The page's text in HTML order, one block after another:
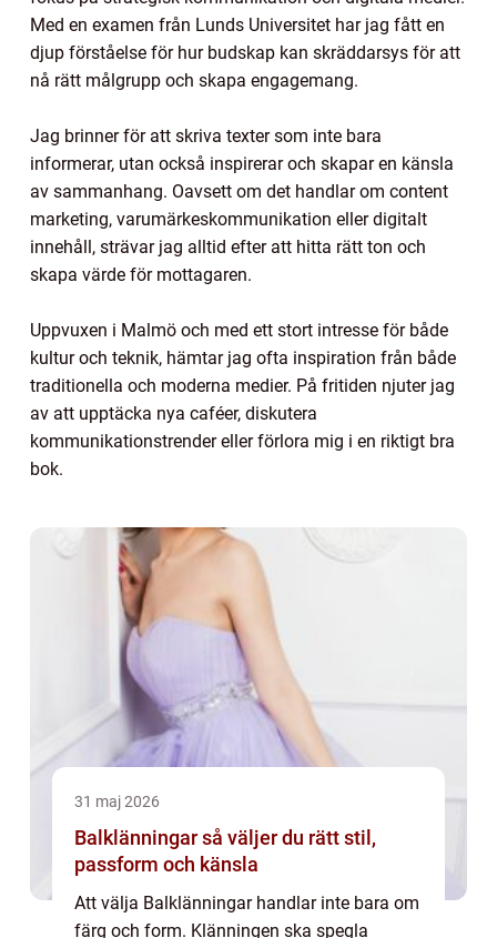
Med en examen från Lunds Universitet har jag fått en
djup förståelse för hur budskap kan skräddarsys för att
nå rätt målgrupp och skapa engagemang.
Jag brinner för att skriva texter som inte bara
informerar, utan också inspirerar och skapar en känsla
av sammanhang. Oavsett om det handlar om content
marketing, varumärkeskommunikation eller digitalt
innehåll, strävar jag alltid efter att hitta rätt ton och
skapa värde för mottagaren.
Uppvuxen i Malmö och med ett stort intresse för både
kultur och teknik, hämtar jag ofta inspiration från både
traditionella och moderna medier. På fritiden njuter jag
av att upptäcka nya caféer, diskutera
kommunikationstrender eller förlora mig i en riktigt bra
bok.
31 maj 2026
Balklänningar så väljer du rätt stil,
passform och känsla
Att välja Balklänningar handlar inte bara om
färg och form. Klänningen ska spegla